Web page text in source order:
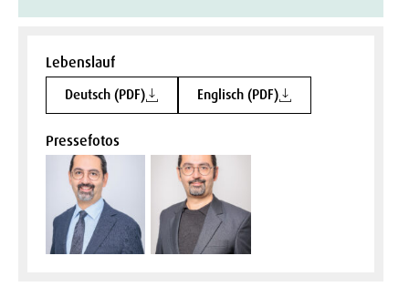
Lebenslauf
Deutsch (PDF) Englisch (PDF)
Pressefotos